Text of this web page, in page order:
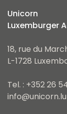
Unicorn
Luxemburger
18, rue du
L-1728
Tel. : +352 26
info@unicorn.lu